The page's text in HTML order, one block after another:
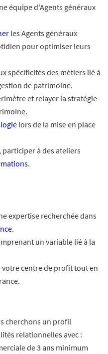
équipe d'Agents généraux
les Agents généraux
pour optimiser leurs
spécificités des métiers lié à
de patrimoine.
et relayer la stratégie
lors de la mise en place
participer à des ateliers
.
expertise recherchée dans
.
un variable lié à la
centre de profit tout en
cherchons un profil
relationnelles avec :
de 3 ans minimum